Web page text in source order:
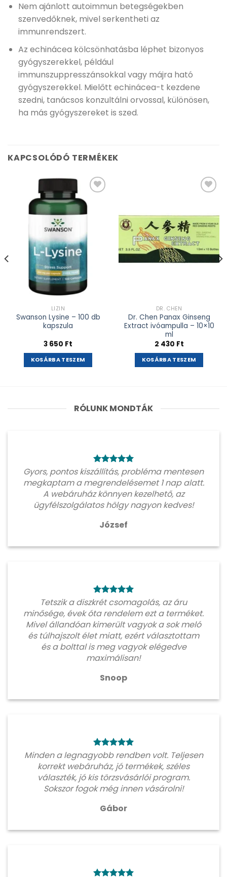
Nem ajánlott autoimmun betegségekben
szenvedőknek, mivel serkentheti az
immunrendszert.
Az echinácea kölcsönhatásba léphet bizonyos
gyógyszerekkel, például
immunszuppresszánsokkal vagy májra ható
gyógyszerekkel. Mielőtt echinácea-t kezdene
szedni, tanácsos konzultálni orvossal, különösen,
ha más gyógyszereket is szed.
KAPCSOLÓDÓ TERMÉKEK
Kívánságlistához
adás
LIZIN
Swanson Lysine – 100 db
kapszula
3 650 Ft
KOSÁRBA TESZEM
DR. CHEN
Dr. Chen Panax Ginseng
Extract ivóampulla – 10×10
ml
2 430 Ft
KOSÁRBA TESZEM
RÓLUNK MONDTÁK
Gyors, pontos kiszállítás, probléma mentesen
megkaptam a megrendelésemet 1 nap alatt.
A webáruház könnyen kezelhető, az
ügyfélszolgálatos hölgy nagyon kedves!
József
Tetszik a diszkrét csomagolás, az áru
minősége, évek óta rendelem ezt a terméket.
Mivel állandóan kimerült vagyok a sok meló
és túlhajszolt élet miatt, ezért választottam
és a bolttal is meg vagyok elégedve
maximálisan!
Snoop
Minden a legnagyobb rendben volt. Teljesen
korrekt webáruház, jó termékek, széles
választék, jó kis törzsvásárlói program.
Sokszor fogok még innen vásárolni!
Gábor